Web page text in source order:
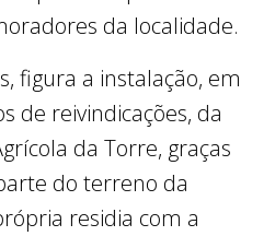
da localidade.
figura a instalação, em
de reivindicações, da
da Torre, graças
do terreno da
residia com a